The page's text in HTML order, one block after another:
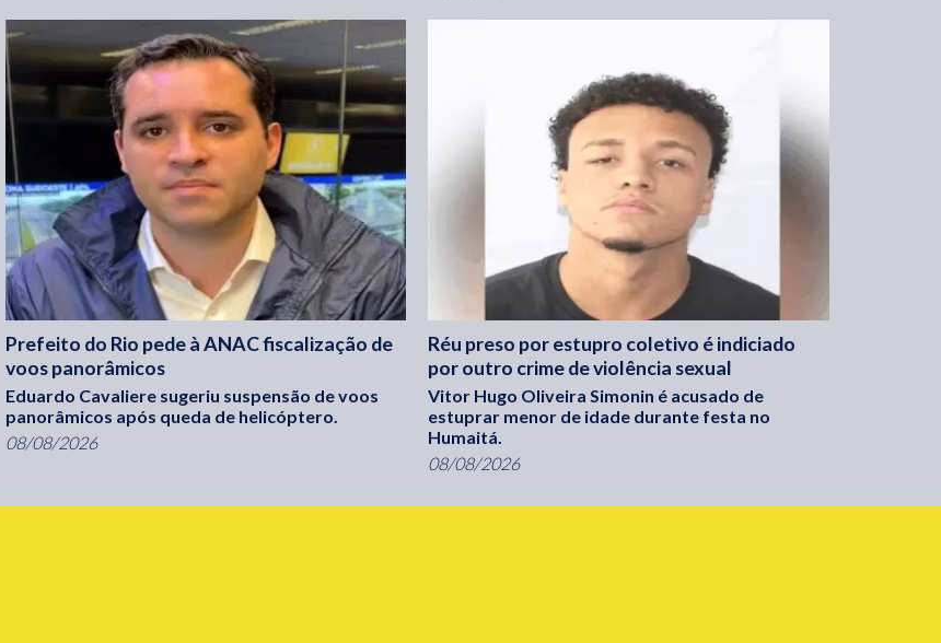
Prefeito do Rio pede à ANAC fiscalização de
voos panorâmicos
Eduardo Cavaliere sugeriu suspensão de voos
panorâmicos após queda de helicóptero.
08/08/2026
Réu preso por estupro coletivo é indiciado
por outro crime de violência sexual
Vitor Hugo Oliveira Simonin é acusado de
estuprar menor de idade durante festa no
Humaitá.
08/08/2026